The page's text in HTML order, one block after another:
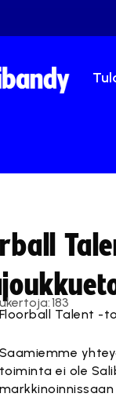
183
Floorball Talent -
Saamiemme
toiminta ei ole